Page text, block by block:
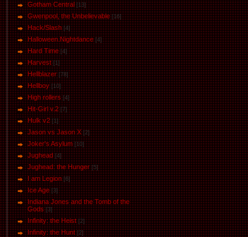
Gotham Central [13]
Gwenpool, the Unbelievable [16]
Hack/Slash [4]
Halloween.Nightdance [4]
Hard Time [4]
Harvest [1]
Hellblazer [78]
Hellboy [10]
High rollers [4]
Hit-Girl v.2 [7]
Hulk v2 [1]
Jason vs Jason Х [2]
Joker's Asylum [10]
Jughead [4]
Jughead: the Hunger [5]
I am Legion [6]
Ice Age [3]
Indiana Jones and the Tomb of the
Gods [3]
Infinity: the Heist [2]
Infinity: the Hunt [2]